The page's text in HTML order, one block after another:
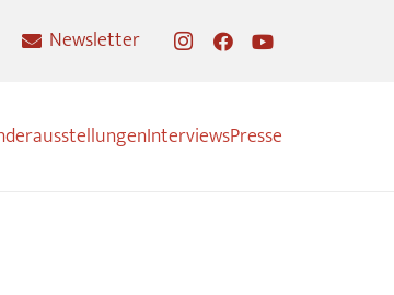
Newsletter
InterviewsPresse